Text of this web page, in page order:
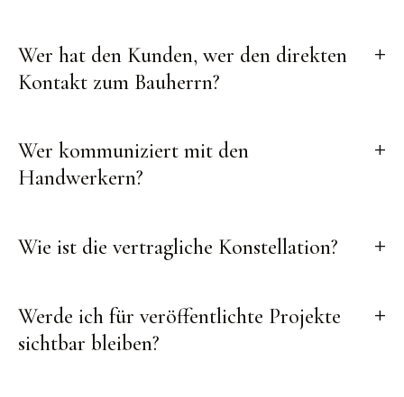
Wer hat den Kunden, wer den direkten
Kontakt zum Bauherrn?
Wer kommuniziert mit den
Handwerkern?
Wie ist die vertragliche Konstellation?
Werde ich für veröffentlichte Projekte
sichtbar bleiben?